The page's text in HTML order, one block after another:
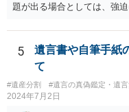
題が出る場合としては、強
すが、弁護士に作成を依頼
ースが多いと思います。
律の基準はありません。
5
遺言書や自筆手紙
て
#遺産分割 #遺言の真偽鑑定・遺
2024年7月2日